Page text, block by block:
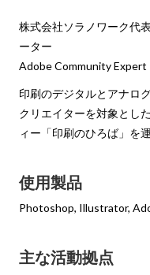
株式会社ソラノワーク代
ーター
Adobe Community Expert
印刷のデジタルとアナロ
クリエイターを対象とし
ィー「印刷のひろば」を
使用製品
Photoshop, Illustrator,
主な活動拠点